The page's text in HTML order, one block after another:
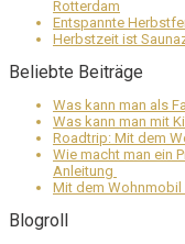
Rotterdam
Entspannte
Herbstzeit ist
Beliebte Beiträge
Was kann man als
Was kann man mit
Roadtrip: Mit dem
Wie macht man ein
Anleitung
Mit dem
Blogroll